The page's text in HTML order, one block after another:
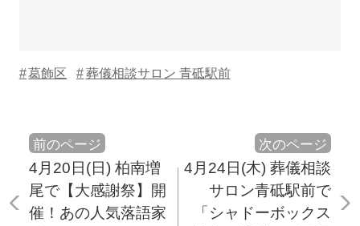
葛飾区 葬儀相談サロン 青砥駅前
前のページ
4月20日(日) 柏南増
尾で【大感謝祭】開
催！あの人気落語家
次のページ
4月24日(木) 葬儀相談
サロン青砥駅前で
「シャドーボックス